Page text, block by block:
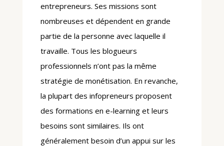
entrepreneurs. Ses missions sont
nombreuses et dépendent en grande
partie de la personne avec laquelle il
travaille. Tous les blogueurs
professionnels n’ont pas la même
stratégie de monétisation. En revanche,
la plupart des infopreneurs proposent
des formations en e-learning et leurs
besoins sont similaires. Ils ont
généralement besoin d’un appui sur les